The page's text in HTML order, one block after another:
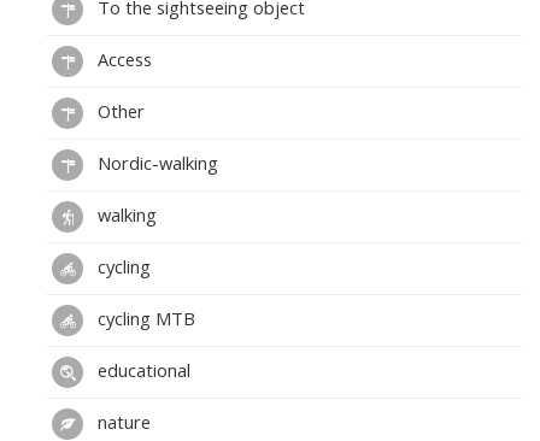
To the sightseeing object
Access
Other
Nordic-walking
walking
cycling
cycling MTB
educational
nature